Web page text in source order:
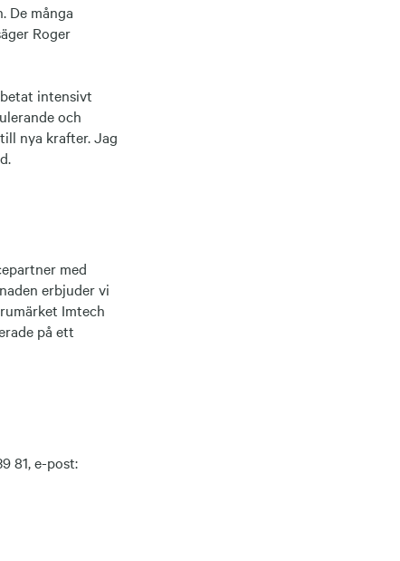
De många
Roger
intensivt
och
nya krafter. Jag
med
erbjuder vi
Imtech
på ett
81, e-post: